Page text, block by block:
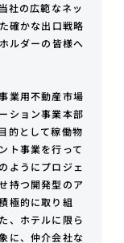
社の広範なネッ
確かな出口戦略
ルダーの皆様へ
業用不動産市場
ション事業本部
的として稼働物
ト事業を行って
ようにプロジェ
持つ開発型のア
極的に取り組
、ホテルに限ら
に、仲介会社な